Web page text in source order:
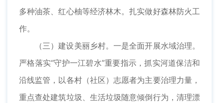
多种油茶、红心柚等经济林木。扎实做好森林防火工
作。
（三）建设美丽乡村。一是全面开展水域治理。
严格落实“守护一江碧水”重要指示，抓实河道保洁和
沿线监管，以各村（社区）志愿者为主要治理力量，
重点查处建筑垃圾、生活垃圾随意倾倒行为，清理漂